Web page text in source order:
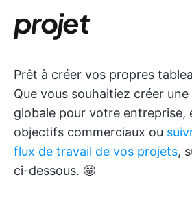
projet
Prêt à créer vos propres
Que vous souhaitiez créer
globale pour votre entreprise,
objectifs commerciaux ou
flux de travail de vos projets,
ci-dessous. 🤩